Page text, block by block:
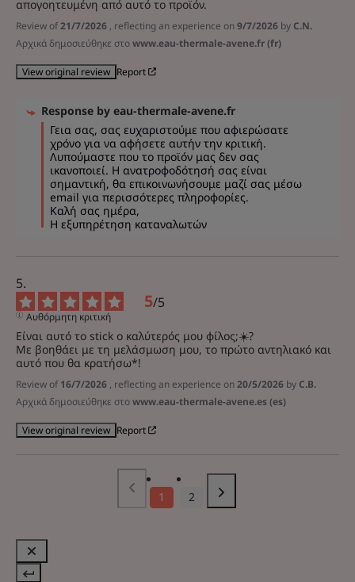
απογοητευμένη από αυτό το προϊόν.
Review of21/7/2026 , reflecting an experience on9/7/2026 by C.N.
Αρχικά δημοσιεύθηκε στοwww.eau-thermale-avene.fr (fr)
View original review Report
Response by eau-thermale-avene.fr
Γεια σας, σας ευχαριστούμε που αφιερώσατε
χρόνο για να αφήσετε αυτήν την κριτική.
Λυπούμαστε που το προϊόν μας δεν σας
ικανοποιεί. Η ανατροφοδότησή σας είναι
σημαντική, θα επικοινωνήσουμε μαζί σας μέσω
email για περισσότερες πληροφορίες.
Καλή σας ημέρα,
Η εξυπηρέτηση καταναλωτών
5/5
Αυθόρμητη κριτική
Είναι αυτό το stick ο καλύτερός μου φίλος;☀️?
Με βοηθάει με τη μελάσμωση μου, το πρώτο αντηλιακό και
αυτό που θα κρατήσω*!
Review of16/7/2026 , reflecting an experience on20/5/2026 by C.B.
Αρχικά δημοσιεύθηκε στοwww.eau-thermale-avene.es (es)
View original review Report
1 2